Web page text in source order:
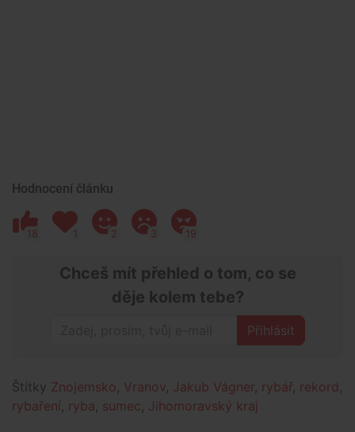
Hodnocení článku
18 1 2 3 19
Chceš mít přehled o tom, co se
děje kolem tebe?
Přihlásit
Štítky Znojemsko Vranov Jakub Vágner rybář rekord
rybaření ryba sumec Jihomoravský kraj